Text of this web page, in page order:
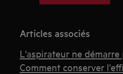
Articles associés
L'aspirateur ne démarre
Comment conserver